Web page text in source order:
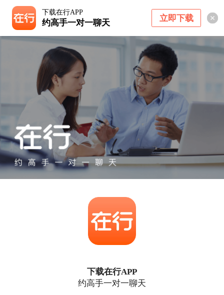
下载在行APP
约高手一对一聊天 立即下载
下载在行APP
约高手一对一聊天